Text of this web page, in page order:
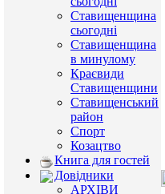
Ставищенщина
сьогодні
Ставищенщина
в минулому
Краєвиди
Ставищенщини
Ставищенський
район
Спорт
Козацтво
Книга для гостей
Довідники
АРХІВИ